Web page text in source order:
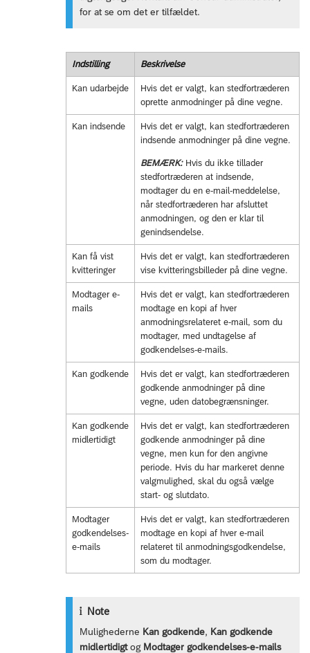
for at se om det er tilfældet.
Indstilling Beskrivelse
Kan udarbejde
Hvis det er valgt, kan stedfortræderen
oprette anmodninger på dine vegne.
Kan indsende
Hvis det er valgt, kan stedfortræderen
indsende anmodninger på dine vegne.
BEMÆRK:Hvis du ikke tillader
stedfortræderen at indsende,
modtager du en e-mail-meddelelse,
når stedfortræderen har afsluttet
anmodningen, og den er klar til
genindsendelse.
Kan få vist
kvitteringer
Hvis det er valgt, kan stedfortræderen
vise kvitteringsbilleder på dine vegne.
Modtager e-
mails
Hvis det er valgt, kan stedfortræderen
modtage en kopi af hver
anmodningsrelateret e-mail, som du
modtager, med undtagelse af
godkendelses-e-mails.
Kan godkende
Hvis det er valgt, kan stedfortræderen
godkende anmodninger på dine
vegne, uden datobegrænsninger.
Kan godkende
midlertidigt
Hvis det er valgt, kan stedfortræderen
godkende anmodninger på dine
vegne, men kun for den angivne
periode. Hvis du har markeret denne
valgmulighed, skal du også vælge
start- og slutdato.
Modtager
godkendelses-
e-mails
Hvis det er valgt, kan stedfortræderen
modtage en kopi af hver e-mail
relateret til anmodningsgodkendelse,
som du modtager.
Note
Mulighederne Kan godkende, Kan godkende
midlertidigtog Modtager godkendelses-e-mails